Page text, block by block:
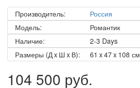
Производитель:
Россия
Модель:
Романтик
Наличие:
2-3 Days
Размеры (Д x Ш x В):
61 x 47 x 108 см
104 500 руб.